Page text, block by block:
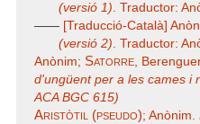
(versió 1). Traductor:
—— [Traducció-Català]
(versió 2). Traductor:
Anònim; Satorre,
d'ungüent per a les cames i
ACA BGC 615)
Aristòtil (pseudo); Anònim.